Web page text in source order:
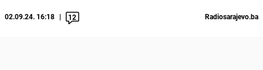
02.09.24. 16:18 12 Radiosarajevo.ba